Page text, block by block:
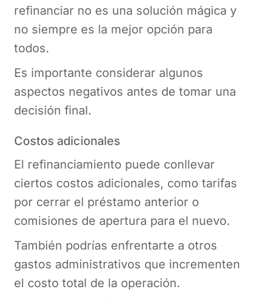
refinanciar no es una solución mágica y
no siempre es la mejor opción para
todos.
Es importante considerar algunos
aspectos negativos antes de tomar una
decisión final.
Costos adicionales
El refinanciamiento puede conllevar
ciertos costos adicionales, como tarifas
por cerrar el préstamo anterior o
comisiones de apertura para el nuevo.
También podrías enfrentarte a otros
gastos administrativos que incrementen
el costo total de la operación.